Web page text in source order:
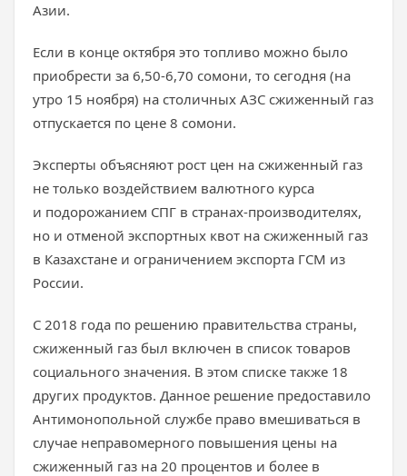
Азии.
Если в конце октября это топливо можно было
приобрести за 6,50-6,70 сомони, то сегодня (на
утро 15 ноября) на столичных АЗС сжиженный газ
отпускается по цене 8 сомони.
Эксперты объясняют рост цен на сжиженный газ
не только воздействием валютного курса
и подорожанием СПГ в странах-производителях,
но и отменой экспортных квот на сжиженный газ
в Казахстане и ограничением экспорта ГСМ из
России.
С 2018 года по решению правительства страны,
сжиженный газ был включен в список товаров
социального значения. В этом списке также 18
других продуктов. Данное решение предоставило
Антимонопольной службе право вмешиваться в
случае неправомерного повышения цены на
сжиженный газ на 20 процентов и более в